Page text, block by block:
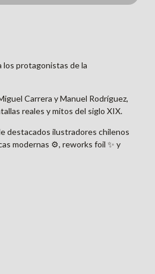
los protagonistas de la
Carrera y Manuel Rodríguez,
reales y mitos del siglo XIX.
destacados ilustradores chilenos
modernas ⚙️, reworks foil ✨ y